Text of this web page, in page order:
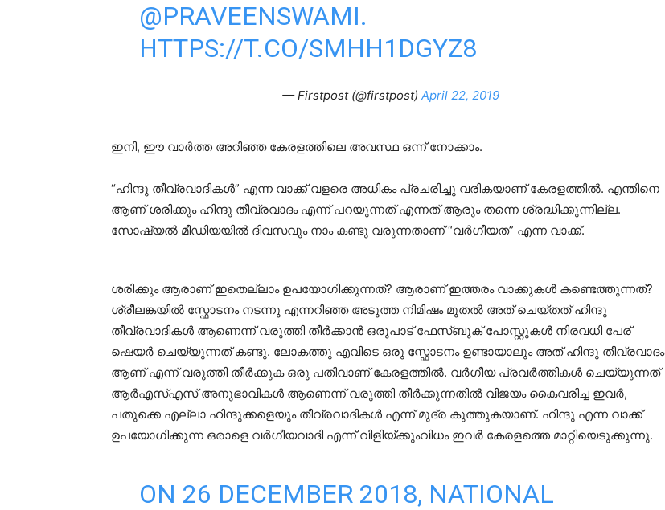
@PRAVEENSWAMI.
HTTPS://T.CO/SMHH1DGYZ8
— Firstpost (@firstpost) April 22, 2019
ഇനി, ഈ വാർത്ത അറിഞ്ഞ കേരളത്തിലെ അവസ്ഥ ഒന്ന് നോക്കാം.
“ഹിന്ദു തീവ്രവാദികൾ” എന്ന വാക്ക് വളരെ അധികം പ്രചരിച്ചു വരികയാണ് കേരളത്തിൽ. എന്തിനെ
ആണ് ശരിക്കും ഹിന്ദു തീവ്രവാദം എന്ന് പറയുന്നത് എന്നത് ആരും തന്നെ ശ്രദ്ധിക്കുന്നില്ല.
സോഷ്യൽ മീഡിയയിൽ ദിവസവും നാം കണ്ടു വരുന്നതാണ് “വർഗീയത” എന്ന വാക്ക്.
ശരിക്കും ആരാണ് ഇതെല്ലാം ഉപയോഗിക്കുന്നത്? ആരാണ് ഇത്തരം വാക്കുകൾ കണ്ടെത്തുന്നത്?
ശ്രീലങ്കയിൽ സ്ഫോടനം നടന്നു എന്നറിഞ്ഞ അടുത്ത നിമിഷം മുതൽ അത് ചെയ്‌തത്‌ ഹിന്ദു
തീവ്രവാദികൾ ആണെന്ന് വരുത്തി തീർക്കാൻ ഒരുപാട് ഫേസ്ബുക് പോസ്റ്റുകൾ നിരവധി പേര്
ഷെയർ ചെയ്യുന്നത് കണ്ടു. ലോകത്തു എവിടെ ഒരു സ്ഫോടനം ഉണ്ടായാലും അത് ഹിന്ദു തീവ്രവാദം
ആണ് എന്ന് വരുത്തി തീർക്കുക ഒരു പതിവാണ് കേരളത്തിൽ. വർഗീയ പ്രവർത്തികൾ ചെയ്യുന്നത്
ആർഎസ്എസ് അനുഭാവികൾ ആണെന്ന് വരുത്തി തീർക്കുന്നതിൽ വിജയം കൈവരിച്ച ഇവർ,
പതുക്കെ എല്ലാ ഹിന്ദുക്കളെയും തീവ്രവാദികൾ എന്ന് മുദ്ര കുത്തുകയാണ്. ഹിന്ദു എന്ന വാക്ക്
ഉപയോഗിക്കുന്ന ഒരാളെ വർഗീയവാദി എന്ന് വിളിയ്ക്കുംവിധം ഇവർ കേരളത്തെ മാറ്റിയെടുക്കുന്നു.
ON 26 DECEMBER 2018, NATIONAL